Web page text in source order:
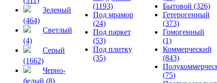
Зеленый
(464)
Светлый
(4)
Серый
(1662)
Черно-
белый (8)
(1193)
Под мрамор
(24)
Под паркет
(53)
Под плитку
(35)
Бытовой (326)
Гетерогенный
(373)
Гомогенный
(1)
Коммерческий
(843)
(75)